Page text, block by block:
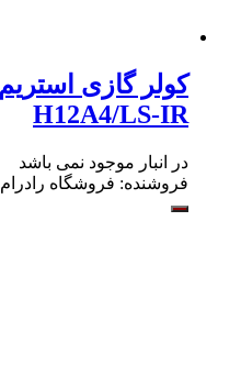
H12A4/LS-IR
در انبار موجود نمی باشد
فروشنده: فروشگاه رادرام